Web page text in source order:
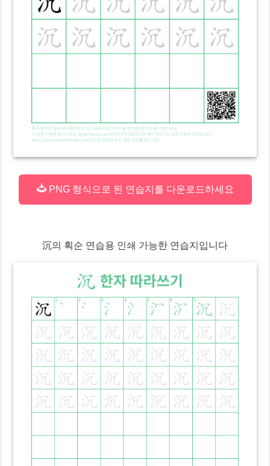
PNG 형식으로 된 연습지를 다운로드하세요
沉의 획순 연습용 인쇄 가능한 연습지입니다